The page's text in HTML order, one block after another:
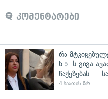
კომენტარები
რა
ნ.ი.-ს გიგა
წაქეზებას —
4 საათის წინ